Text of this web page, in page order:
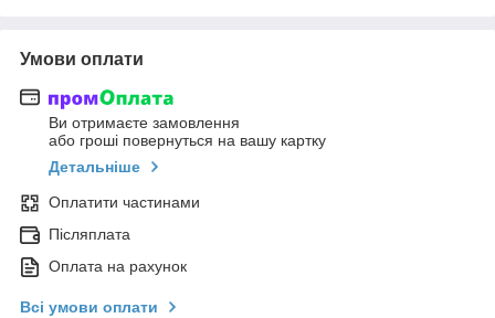
Умови оплати
Ви отримаєте замовлення
або гроші повернуться на вашу картку
Детальніше
Оплатити частинами
Післяплата
Оплата на рахунок
Всі умови оплати